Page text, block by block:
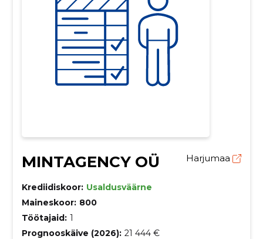
MINTAGENCY OÜ Harjumaa
Krediidiskoor: Usaldusväärne
Maineskoor: 800
Töötajaid: 1
Prognooskäive (2026): 21 444 €